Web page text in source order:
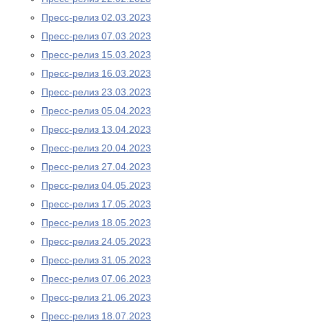
Пресс-релиз 02.03.2023
Пресс-релиз 07.03.2023
Пресс-релиз 15.03.2023
Пресс-релиз 16.03.2023
Пресс-релиз 23.03.2023
Пресс-релиз 05.04.2023
Пресс-релиз 13.04.2023
Пресс-релиз 20.04.2023
Пресс-релиз 27.04.2023
Пресс-релиз 04.05.2023
Пресс-релиз 17.05.2023
Пресс-релиз 18.05.2023
Пресс-релиз 24.05.2023
Пресс-релиз 31.05.2023
Пресс-релиз 07.06.2023
Пресс-релиз 21.06.2023
Пресс-релиз 18.07.2023